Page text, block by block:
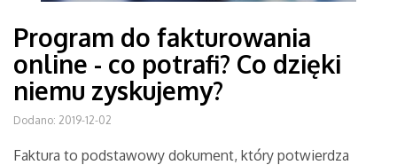
Program do fakturowania
online - co potrafi? Co dzięki
niemu zyskujemy?
Dodano: 2019-12-02
Faktura to podstawowy dokument, który potwierdza